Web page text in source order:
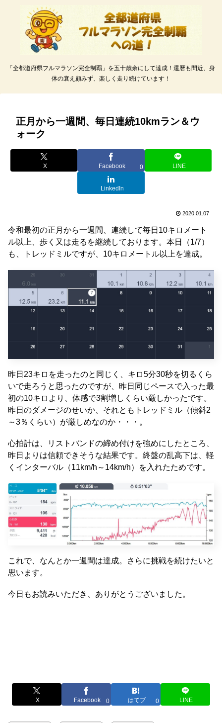
「全都道府県フルマラソン完全制覇」を五十歳余にして達成！還暦も間近、身
体の衰え顧みず、楽しく走り続けています！
正月から一週間、毎日連続10kmラン＆ウ
ォーク
X Facebook 0 LINE
LinkedIn
2020.01.07
令和最初の正月から一週間、連続して毎日10キロメート
ル以上、歩く又は走るを継続しております。本日（1/7）
も、トレッドミルですが、10キロメートル以上を達成。
昨日23キロを走ったのと同じく、キロ5分30秒を切るくら
いで走ろうと思ったのですが、昨日同じペースで入った最
初の10キロより、体感で3割増しくらい厳しかったです。
昨日のダメージのせいか、それともトレッドミル（傾斜2
～3％くらい）が厳しめなのか・・・。
心拍計は、リストバンドの締め付けを強めにしたところ、
昨日よりは信頼できそうな結果です。終盤の乱高下は、軽
くインターバル（11km/h～14km/h）を入れたためです。
これで、なんとか一週間は達成。さらに挑戦を続けたいと
思います。
今日もお読みいただき、ありがとうございました。
X Facebook 0 はてブ 0 LINE